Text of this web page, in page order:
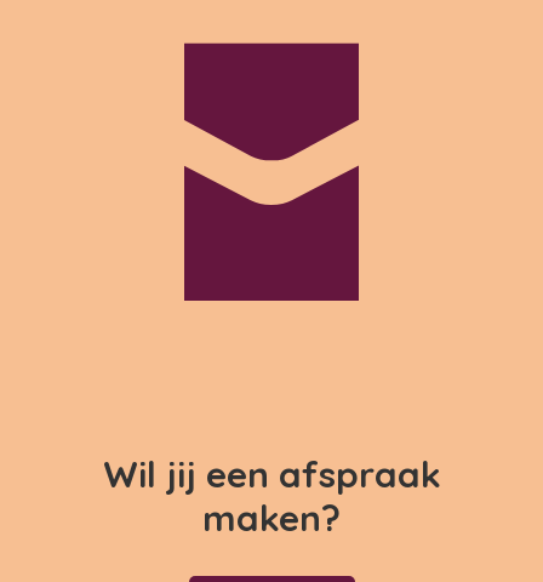
Wil jij een afspraak
maken?